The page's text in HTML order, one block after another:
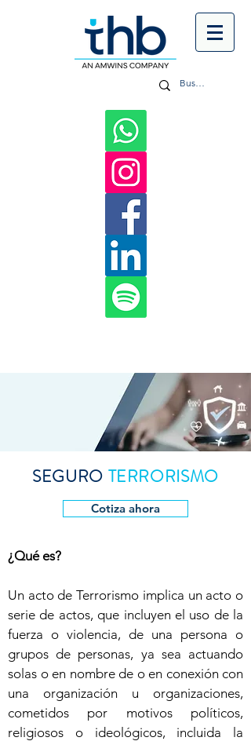
SEGURO TERRORISMO
Cotiza ahora
¿Qué es?
Un acto de Terrorismo implica un acto o
serie de actos, que incluyen el uso de la
fuerza o violencia, de una persona o
grupos de personas, ya sea actuando
solas o en nombre de o en conexión con
una organización u organizaciones,
cometidos por motivos políticos,
religiosos o ideológicos, incluida la